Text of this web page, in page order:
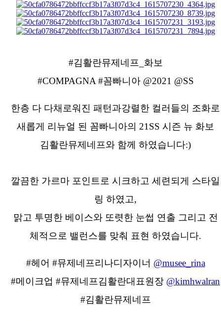
#김활란뮤제네프_화보
#COMPAGNA #꼼빠니아 @2021 @SS
한층 다 다채로워진 패턴과강렬한 컬러들의 조화로
새롭게 리뉴얼 된 꼼빠니아의 21SS 시즌 뉴 화보
김활란뮤제네프와 함께 하였습니다:)
깔끔한 가르마 포인트로 시크하고 세련되게 스타일
링 하였고,
맑고 투명한 베이스와 또렷한 눈썹 연출 그리고 전
체적으로 밸런스를 맞춰 표현 하였습니다.
#헤어 #뮤제네프리나디자이너 @musee_rina
#메이크업 #뮤제네프김활란대표원장 @kimhwalran
#김활란뮤제네프